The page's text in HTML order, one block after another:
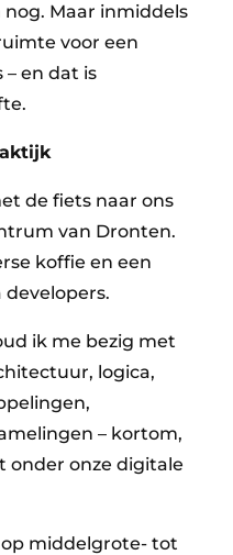
nog. Maar inmiddels
voor een
en dat is
de fiets naar ons
van Dronten.
koffie en een
ik me bezig met
logica,
– kortom,
onder onze digitale
middelgrote- tot